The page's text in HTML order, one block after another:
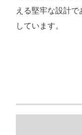
える堅牢な設計
しています。